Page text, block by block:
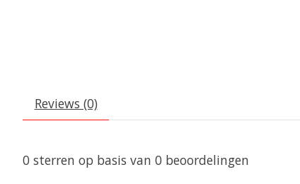
Reviews (0)
0 sterren op basis van 0 beoordelingen